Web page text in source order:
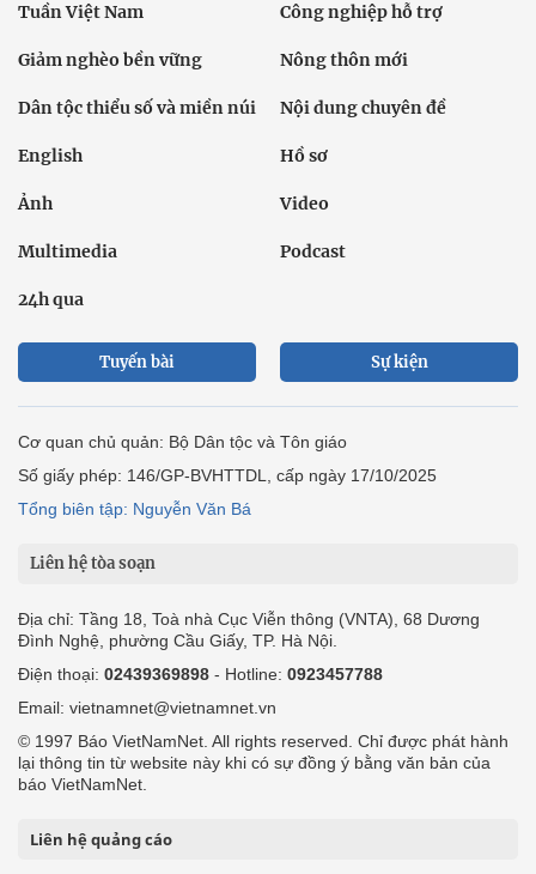
Tuần Việt Nam Công nghiệp hỗ trợ
Giảm nghèo bền vững Nông thôn mới
Dân tộc thiểu số và miền núi Nội dung chuyên đề
English Hồ sơ
Ảnh Video
Multimedia Podcast
24h qua
Tuyến bài Sự kiện
Cơ quan chủ quản: Bộ Dân tộc và Tôn giáo
Số giấy phép: 146/GP-BVHTTDL, cấp ngày 17/10/2025
Tổng biên tập: Nguyễn Văn Bá
Liên hệ tòa soạn
Địa chỉ: Tầng 18, Toà nhà Cục Viễn thông (VNTA), 68 Dương
Đình Nghệ, phường Cầu Giấy, TP. Hà Nội.
Điện thoại: 02439369898 - Hotline: 0923457788
Email: vietnamnet@vietnamnet.vn
© 1997 Báo VietNamNet. All rights reserved. Chỉ được phát hành
lại thông tin từ website này khi có sự đồng ý bằng văn bản của
báo VietNamNet.
Liên hệ quảng cáo